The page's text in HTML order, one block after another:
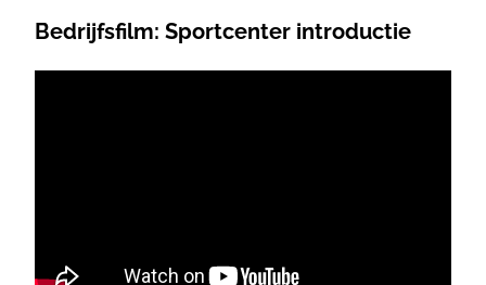
Bedrijfsfilm: Sportcenter introductie